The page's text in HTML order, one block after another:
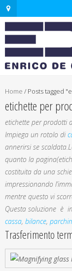
Home / Posts tagged
etichette per
etichette per prodotti
Impiega un rotolo di
annerirsi se
quanto la
costituita da una
impressionando
mentre questo vi
Questa soluzione è
cassa, bilance,
Trasferimento